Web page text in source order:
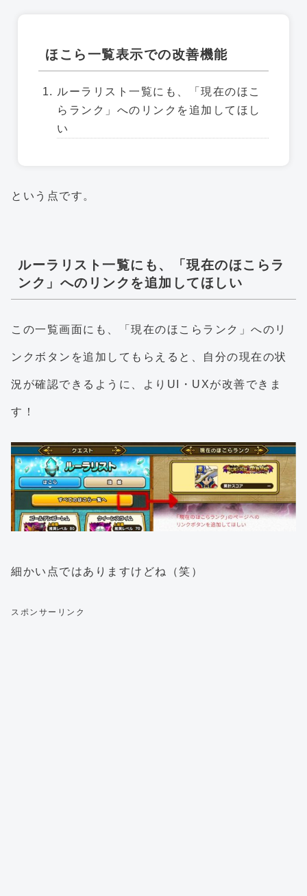
ほこら一覧表示での改善機能
ルーラリスト一覧にも、「現在のほこ
らランク」へのリンクを追加してほし
い
という点です。
ルーラリスト一覧にも、「現在のほこらラ
ンク」へのリンクを追加してほしい
この一覧画面にも、「現在のほこらランク」へのリ
ンクボタンを追加してもらえると、自分の現在の状
況が確認できるように、よりUI・UXが改善できま
す！
細かい点ではありますけどね（笑）
スポンサーリンク